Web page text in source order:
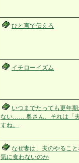
ひと言で伝えろ
イチローイズム
いつまでたっても更年期
ない…… 奥さん、それは「
すね。
なぜ妻は、夫のやること
気に食わないのか